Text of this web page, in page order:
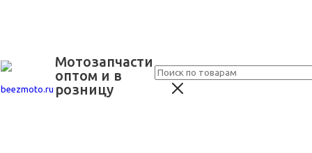
Мотозапчасти
оптом и в
розницу